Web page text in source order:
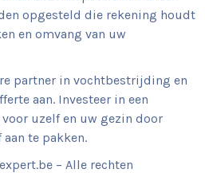
opgesteld die rekening houdt
en omvang van uw
partner in vochtbestrijding en
aan. Investeer in een
uzelf en uw gezin door
te pakken.
– Alle rechten